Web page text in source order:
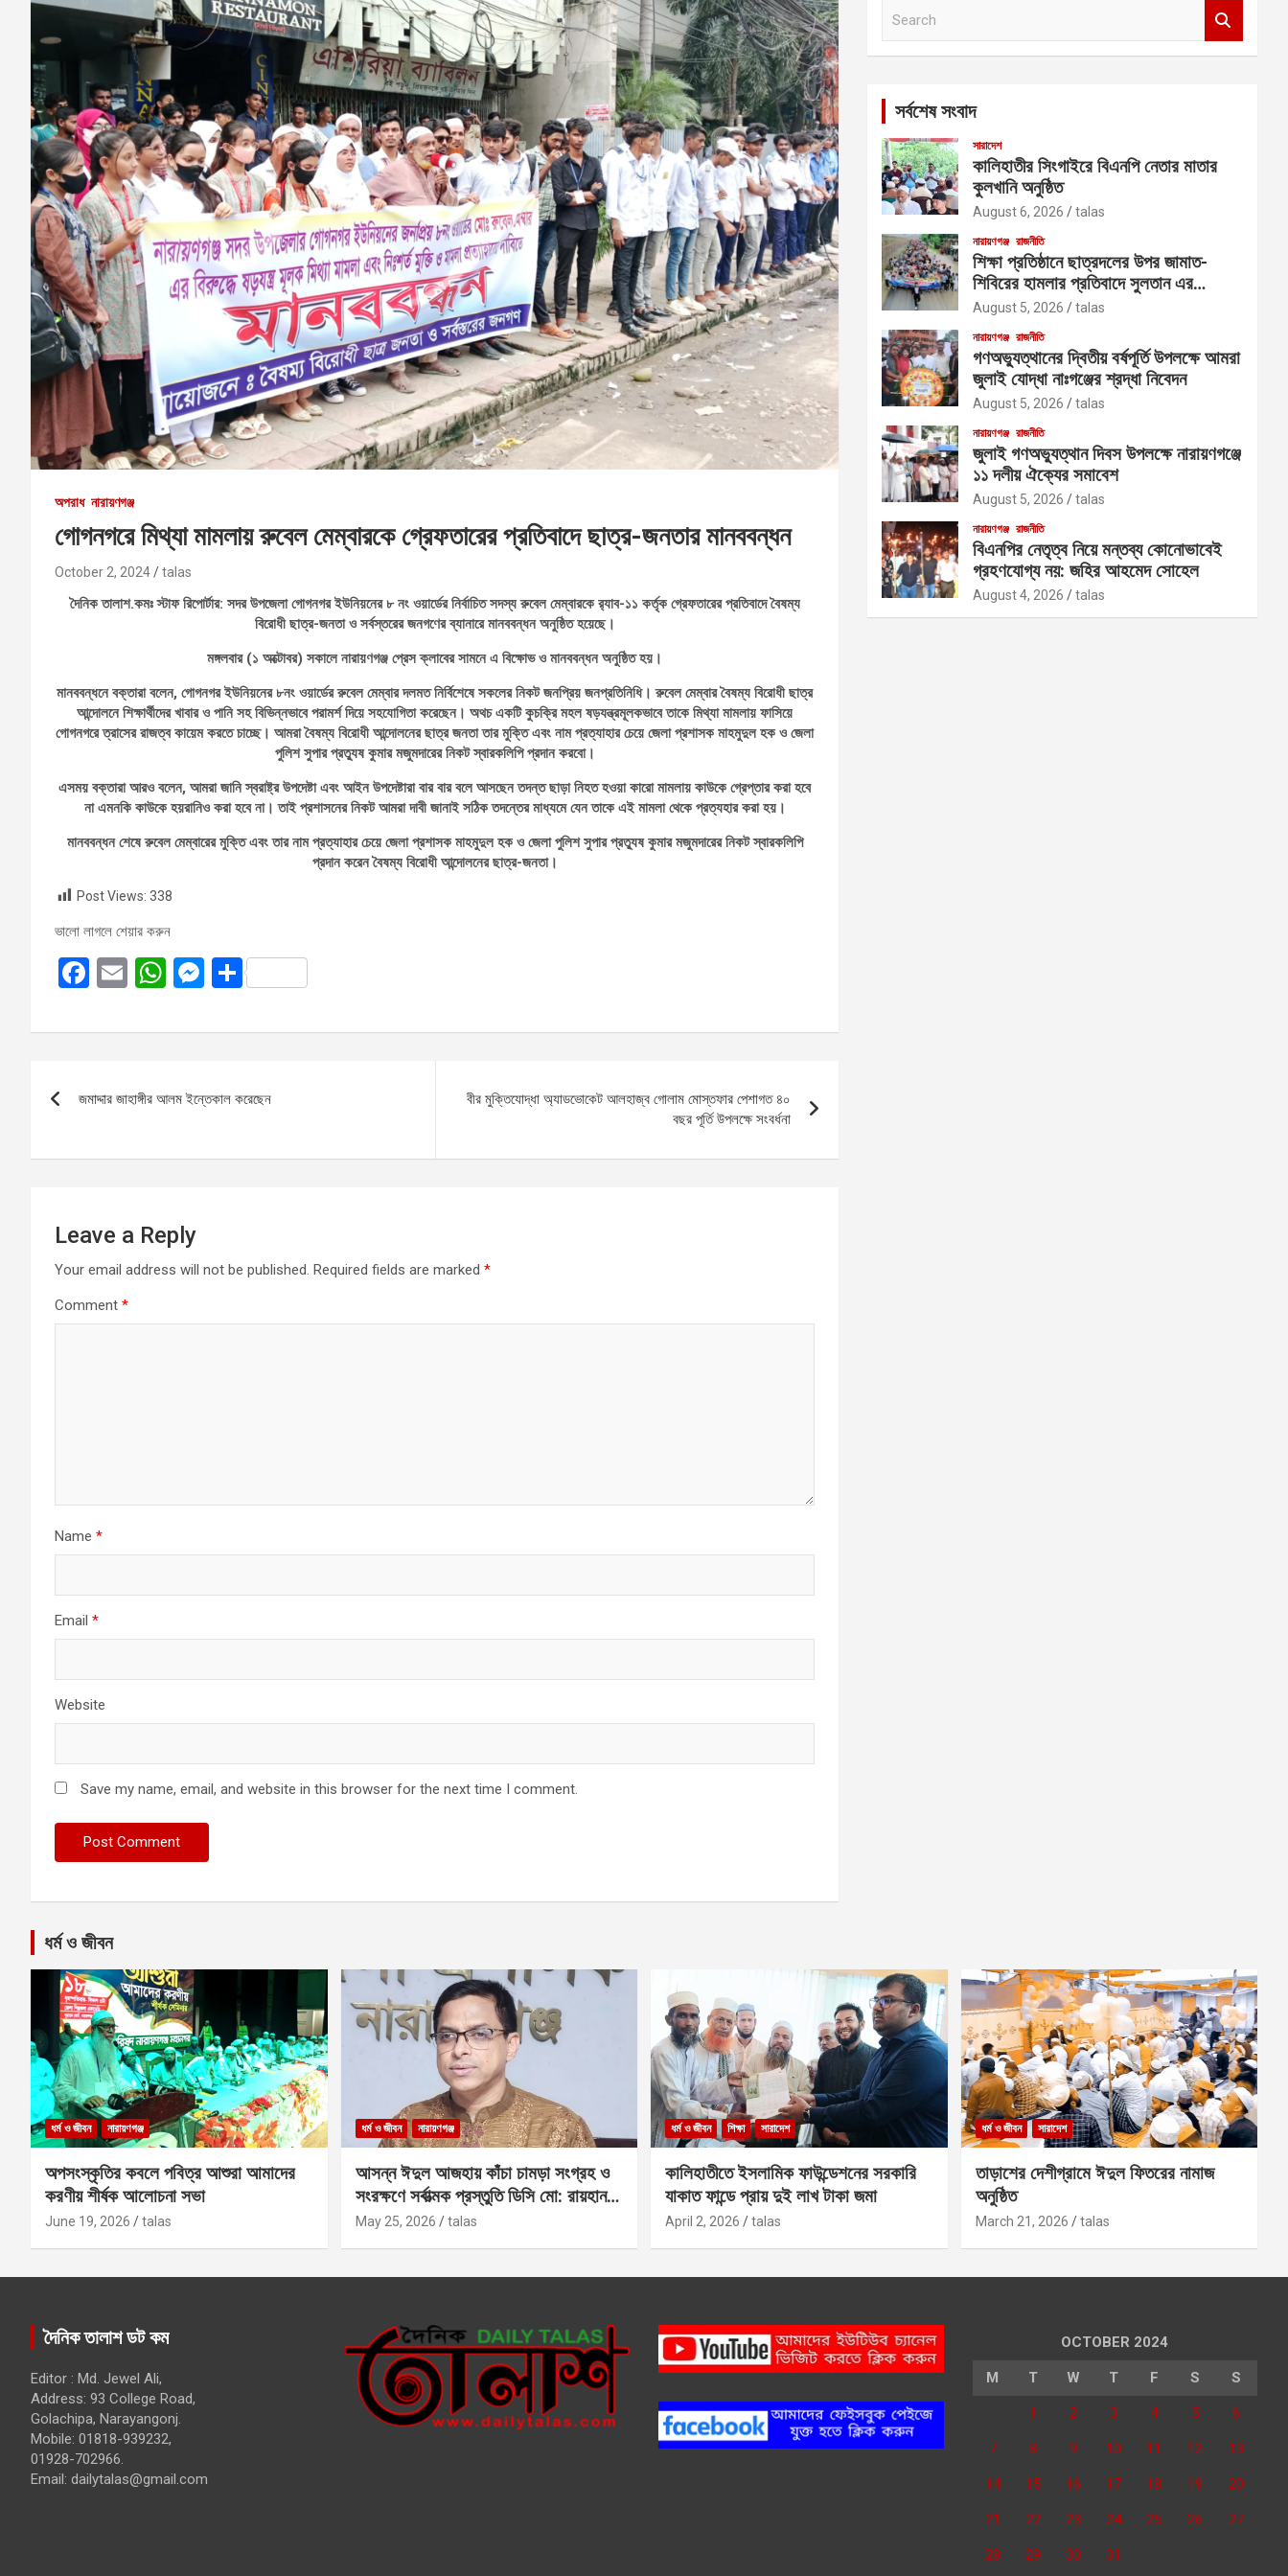
অপরাধ নারায়ণগঞ্জ
গোগনগরে মিথ্যা মামলায় রুবেল মেম্বারকে গ্রেফতারের প্রতিবাদে ছাত্র-জনতার মানববন্ধন
October 2, 2024 talas
দৈনিক তালাশ.কমঃ স্টাফ রিপোর্টার: সদর উপজেলা গোগনগর ইউনিয়নের ৮ নং ওয়ার্ডের নির্বাচিত সদস্য রুবেল মেম্বারকে র‌্যাব-১১ কর্তৃক গ্রেফতারের প্রতিবাদে বৈষম্য
বিরোধী ছাত্র-জনতা ও সর্বস্তরের জনগণের ব্যানারে মানববন্ধন অনুষ্ঠিত হয়েছে।
মঙ্গলবার (১ অক্টোবর) সকালে নারায়ণগঞ্জ প্রেস ক্লাবের সামনে এ বিক্ষোভ ও মানববন্ধন অনুষ্ঠিত হয়।
মানববন্ধনে বক্তারা বলেন, গোগনগর ইউনিয়নের ৮নং ওয়ার্ডের রুবেল মেম্বার দলমত নির্বিশেষে সকলের নিকট জনপ্রিয় জনপ্রতিনিধি। রুবেল মেম্বার বৈষম্য বিরোধী ছাত্র
আন্দোলনে শিক্ষার্থীদের খাবার ও পানি সহ বিভিন্নভাবে পরামর্শ দিয়ে সহযোগিতা করেছেন। অথচ একটি কুচক্রি মহল ষড়যন্ত্রমূলকভাবে তাকে মিথ্যা মামলায় ফাসিয়ে
গোগনগরে ত্রাসের রাজত্ব কায়েম করতে চাচ্ছে। আমরা বৈষম্য বিরোধী আন্দোলনের ছাত্র জনতা তার মুক্তি এবং নাম প্রত্যাহার চেয়ে জেলা প্রশাসক মাহমুদুল হক ও জেলা
পুলিশ সুপার প্রত্যুষ কুমার মজুমদারের নিকট স্বারকলিপি প্রদান করবো।
এসময় বক্তারা আরও বলেন, আমরা জানি স্বরাষ্ট্র উপদেষ্টা এবং আইন উপদেষ্টারা বার বার বলে আসছেন তদন্ত ছাড়া নিহত হওয়া কারো মামলায় কাউকে গ্রেপ্তার করা হবে
না এমনকি কাউকে হয়রানিও করা হবে না। তাই প্রশাসনের নিকট আমরা দাবী জানাই সঠিক তদন্তের মাধ্যমে যেন তাকে এই মামলা থেকে প্রত্যহার করা হয়।
মানববন্ধন শেষে রুবেল মেম্বারের মুক্তি এবং তার নাম প্রত্যাহার চেয়ে জেলা প্রশাসক মাহমুদুল হক ও জেলা পুলিশ সুপার প্রত্যুষ কুমার মজুমদারের নিকট স্বারকলিপি
প্রদান করেন বৈষম্য বিরোধী আন্দোলনের ছাত্র-জনতা।
Post Views: 338
ভালো লাগলে শেয়ার করুন
F
ce
o
k
E
ail
W
at
A
p
M
se
g
S
ar
navigation
জমাদ্দার জাহাঙ্গীর আলম ইন্তেকাল করেছেন
বীর মুক্তিযোদ্ধা অ্যাডভোকেট আলহাজ্ব গোলাম মোস্তফার পেশাগত ৪০
বছর পূর্তি উপলক্ষে সংবর্ধনা
Leave a Reply
Your email address will not be published. Required fields are marked *
Comment *
Name *
Email *
Website
Save my name, email, and website in this browser for the next time I comment.
সর্বশেষ সংবাদ
সারাদেশ
কালিহাতীর সিংগাইরে বিএনপি নেতার মাতার
কুলখানি অনুষ্ঠিত
August 6, 2026 talas
নারায়ণগঞ্জ রাজনীতি
শিক্ষা প্রতিষ্ঠানে ছাত্রদলের উপর জামাত-
শিবিরের হামলার প্রতিবাদে সুলতান এর
নেতৃত্বে বিক্ষোভ
August 5, 2026 talas
নারায়ণগঞ্জ রাজনীতি
গণঅভ্যুত্থানের দ্বিতীয় বর্ষপূর্তি উপলক্ষে আমরা
জুলাই যোদ্ধা নাঃগঞ্জের শ্রদ্ধা নিবেদন
August 5, 2026 talas
নারায়ণগঞ্জ রাজনীতি
জুলাই গণঅভ্যুত্থান দিবস উপলক্ষে নারায়ণগঞ্জে
১১ দলীয় ঐক্যের সমাবেশ
August 5, 2026 talas
নারায়ণগঞ্জ রাজনীতি
বিএনপির নেতৃত্ব নিয়ে মন্তব্য কোনোভাবেই
গ্রহণযোগ্য নয়: জহির আহমেদ সোহেল
August 4, 2026 talas
ধর্ম ও জীবন
ধর্ম ও জীবন নারায়ণগঞ্জ
অপসংস্কৃতির কবলে পবিত্র আশুরা আমাদের
করণীয় শীর্ষক আলোচনা সভা
June 19, 2026 talas
ধর্ম ও জীবন নারায়ণগঞ্জ
আসন্ন ঈদুল আজহায় কাঁচা চামড়া সংগ্রহ ও
সংরক্ষণে সর্বাত্মক প্রস্তুতি ডিসি মো: রায়হান
কবির
May 25, 2026 talas
ধর্ম ও জীবন শিক্ষা সারাদেশ
কালিহাতীতে ইসলামিক ফাউন্ডেশনের সরকারি
যাকাত ফান্ডে প্রায় দুই লাখ টাকা জমা
April 2, 2026 talas
ধর্ম ও জীবন সারাদেশ
তাড়াশের দেশীগ্রামে ঈদুল ফিতরের নামাজ
অনুষ্ঠিত
March 21, 2026 talas
দৈনিক তালাশ ডট কম
Editor : Md. Jewel Ali,
Address: 93 College Road,
Golachipa, Narayangonj.
Mobile: 01818-939232,
01928-702966.
Email: dailytalas@gmail.com
OCTOBER 2024
M T W T F S S
1 2 3 4 5 6
7 8 9 10 11 12 13
14 15 16 17 18 19 20
21 22 23 24 25 26 27
28 29 30 31